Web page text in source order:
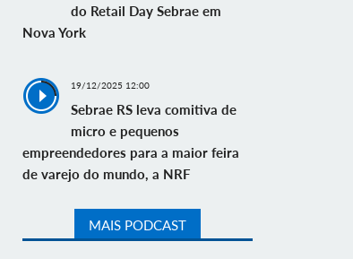
do Retail Day Sebrae em
Nova York
19/12/2025 12:00
Sebrae RS leva comitiva de
micro e pequenos
empreendedores para a maior feira
de varejo do mundo, a NRF
MAIS PODCAST